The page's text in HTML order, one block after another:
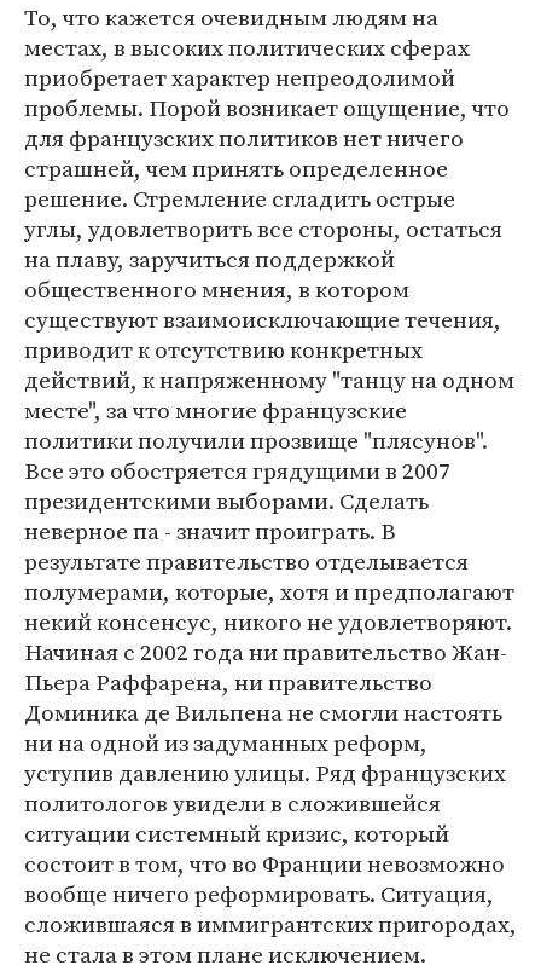
То, что кажется очевидным людям на
местах, в высоких политических сферах
приобретает характер непреодолимой
проблемы. Порой возникает ощущение, что
для французских политиков нет ничего
страшней, чем принять определенное
решение. Стремление сгладить острые
углы, удовлетворить все стороны, остаться
на плаву, заручиться поддержкой
общественного мнения, в котором
существуют взаимоисключающие течения,
приводит к отсутствию конкретных
действий, к напряженному "танцу на одном
месте", за что многие французские
политики получили прозвище "плясунов".
Все это обостряется грядущими в 2007
президентскими выборами. Сделать
неверное па - значит проиграть. В
результате правительство отделывается
полумерами, которые, хотя и предполагают
некий консенсус, никого не удовлетворяют.
Начиная с 2002 года ни правительство Жан-
Пьера Раффарена, ни правительство
Доминика де Вильпена не смогли настоять
ни на одной из задуманных реформ,
уступив давлению улицы. Ряд французских
политологов увидели в сложившейся
ситуации системный кризис, который
состоит в том, что во Франции невозможно
вообще ничего реформировать. Ситуация,
сложившаяся в иммигрантских пригородах,
не стала в этом плане исключением.